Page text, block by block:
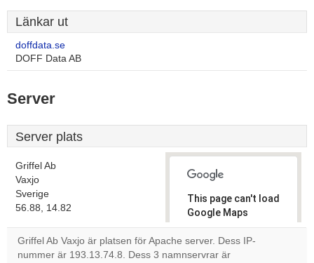
Länkar ut
doffdata.se
DOFF Data AB
Server
Server plats
Griffel Ab
Vaxjo
Sverige
56.88, 14.82
This page can't load
Google Maps
correctly.
Do you
Griffel Ab Vaxjo är platsen för Apache server. Dess IP-
nummer är 193.13.74.8. Dess 3 namnservrar är